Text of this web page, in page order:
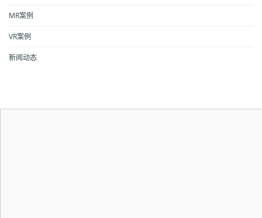
MR案例
VR案例
新闻动态